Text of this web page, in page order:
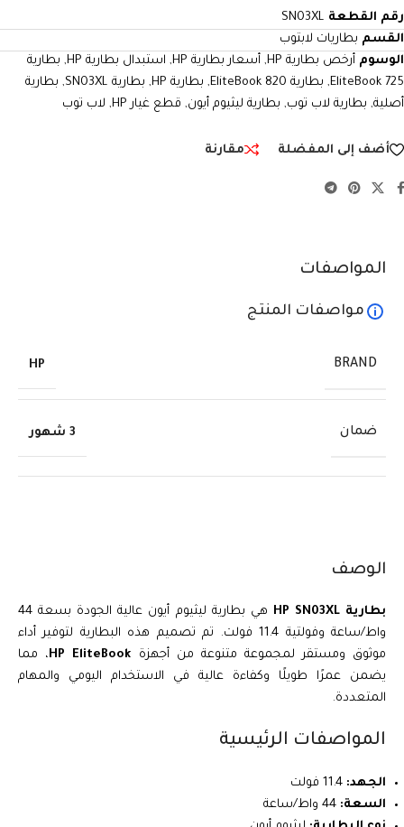
رقم القطعة SN03XL
القسم بطاريات لابتوب
الوسوم أرخص بطارية HP , أسعار بطارية HP , استبدال بطارية HP , بطارية
EliteBook 725
, بطارية EliteBook 820 , بطارية HP , بطارية SN03XL , بطارية
أصلية, بطارية لاب توب, بطارية ليثيوم أيون, قطع غيار HP , لاب توب
أضف إلى المفضلة مقارنة
الوصف
بطارية HP SN03XL
هي بطارية ليثيوم أيون عالية الجودة بسعة 44
واط/ساعة وفولتية 11.4 فولت. تم تصميم هذه البطارية لتوفير أداء
موثوق ومستقر لمجموعة متنوعة من أجهزة HP EliteBook، مما
يضمن عمرًا طويلًا وكفاءة عالية في الاستخدام اليومي والمهام
المتعددة.
المواصفات الرئيسية
الجهد:
السعة:
المواصفات
مواصفات المنتج
BRAND
HP
ضمان 3 شهور